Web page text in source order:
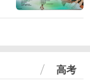
高考